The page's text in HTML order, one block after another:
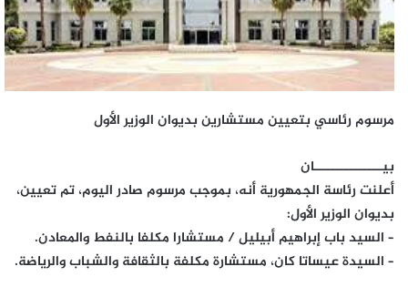
مرسوم رئاسي بتعيين مستشارين بديوان الوزير الأول
بيـــــــــــــــان
أعلنت رئاسة الجمهورية أنه، بموجب مرسوم صادر اليوم، تم تعيين،
بديوان الوزير الأول:
– السيد باب إبراهيم أبيليل / مستشارا مكلفا بالنفط والمعادن.
– السيدة عيساتا كان، مستشارة مكلفة بالثقافة والشباب والرياضة.